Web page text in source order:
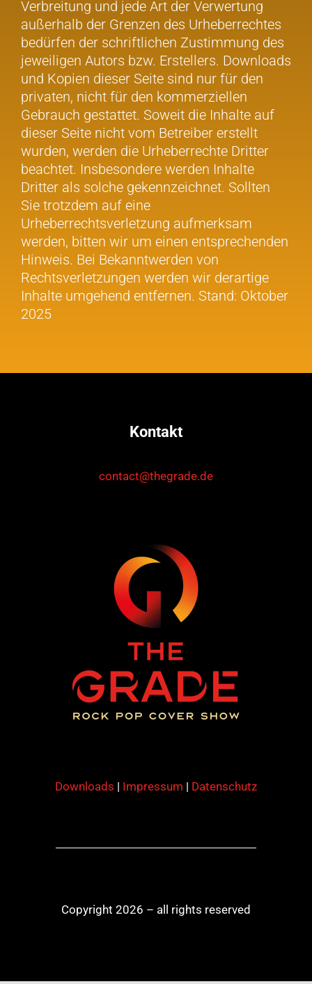
Verbreitung und jede Art der Verwertung
außerhalb der Grenzen des Urheberrechtes
bedürfen der schriftlichen Zustimmung des
jeweiligen Autors bzw. Erstellers. Downloads
und Kopien dieser Seite sind nur für den
privaten, nicht für den kommerziellen
Gebrauch gestattet. Soweit die Inhalte auf
dieser Seite nicht vom Betreiber erstellt
wurden, werden die Urheberrechte Dritter
beachtet. Insbesondere werden Inhalte
Dritter als solche gekennzeichnet. Sollten
Sie trotzdem auf eine
Urheberrechtsverletzung aufmerksam
werden, bitten wir um einen entsprechenden
Hinweis. Bei Bekanntwerden von
Rechtsverletzungen werden wir derartige
Inhalte umgehend entfernen. Stand: Oktober
2025
Kontakt
contact@thegrade.de
Downloads | Impressum | Datenschutz
Copyright 2026 – all rights reserved